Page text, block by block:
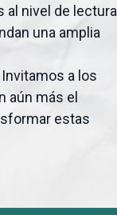
al nivel de lectura
una amplia
a los
aún más el
estas